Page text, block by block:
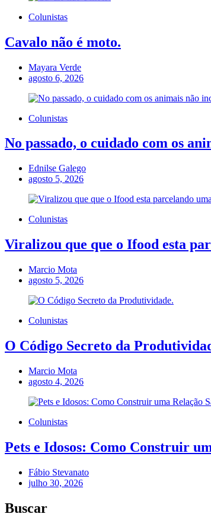
Colunistas
Cavalo não é moto.
Mayara Verde
agosto 6, 2026
Colunistas
No passado, o cuidado com os
Ednilse Galego
agosto 5, 2026
Colunistas
Viralizou que que o Ifood esta
Marcio Mota
agosto 5, 2026
Colunistas
O Código Secreto da
Marcio Mota
agosto 4, 2026
Colunistas
Pets e Idosos: Como Construir
Fábio Stevanato
julho 30, 2026
Buscar